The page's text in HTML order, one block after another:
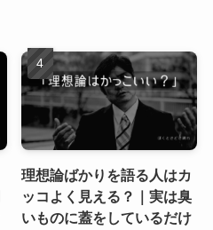
理想論ばかりを語る人はカ
ッコよく見える？｜実は臭
いものに蓋をしているだけ